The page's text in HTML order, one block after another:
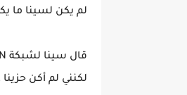
لم يكن لسينا ما
لكنني لم أكن